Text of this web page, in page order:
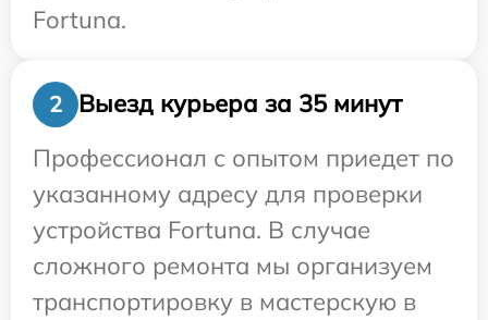
Fortuna.
2
Выезд курьера за 35 минут
Профессионал с опытом приедет по
указанному адресу для проверки
устройства Fortuna. В случае
сложного ремонта мы организуем
транспортировку в мастерскую в